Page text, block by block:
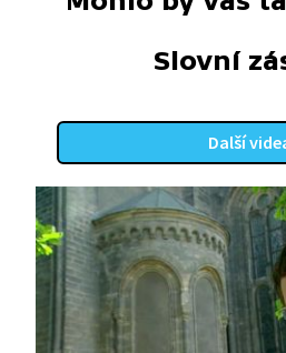
Slovní
Další